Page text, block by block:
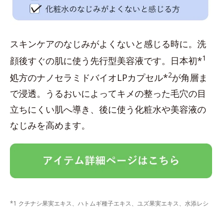
スキンケアのなじみがよくないと感じる時に。洗
顔後すぐの肌に使う先行型美容液です。日本初*1
処方のナノセラミドバイオLPカプセル*2が角層ま
で浸透。うるおいによってキメの整った毛穴の目
立ちにくい肌へ導き、後に使う化粧水や美容液の
なじみを高めます。
*1 クチナシ果実エキス、ハトムギ種子エキス、ユズ果実エキス、水添レシ